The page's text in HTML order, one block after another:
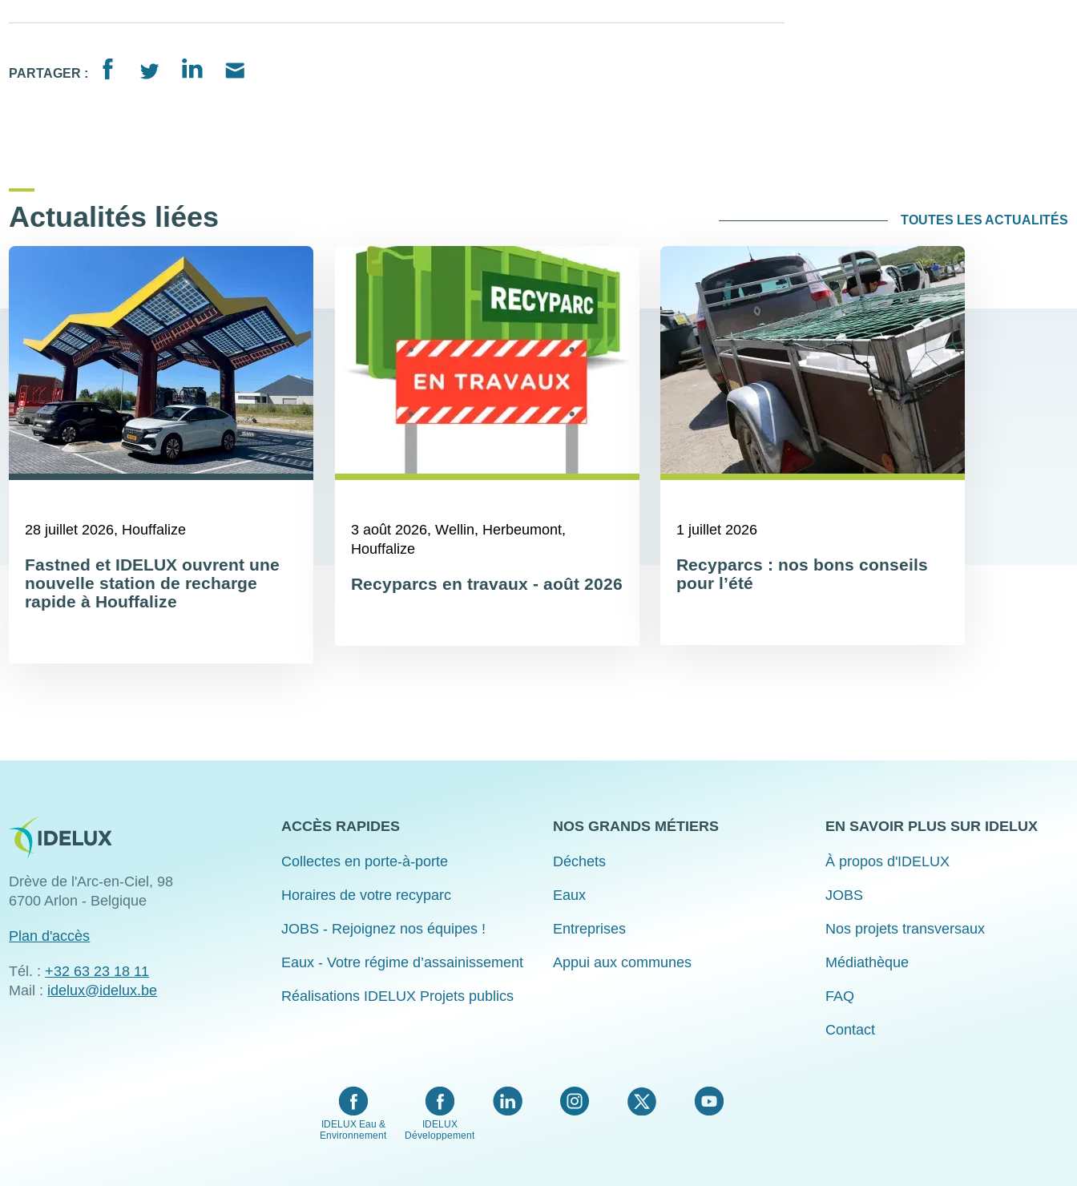
PARTAGER :
Actualités liées
28 juillet 2026, Houffalize
Fastned et IDELUX ouvrent une
nouvelle station de recharge
rapide à Houffalize
3 août 2026, Wellin, Herbeumont,
Houffalize
Recyparcs en travaux - août 2026
1 juillet 2026
Recyparcs : nos bons conseils
pour l’été
TOUTES LES ACTUALITÉS
Image
Drève de l'Arc-en-Ciel, 98
6700 Arlon - Belgique
Plan d'accès
Tél. :+32 63 23 18 11
Mail : idelux@idelux.be
ACCÈS RAPIDES
Collectes en porte-à-porte
Horaires de votre recyparc
JOBS - Rejoignez nos équipes !
Eaux - Votre régime d’assainissement
Réalisations IDELUX Projets publics
NOS GRANDS MÉTIERS
Déchets
Eaux
Entreprises
Appui aux communes
EN SAVOIR PLUS SUR IDELUX
À propos d'IDELUX
JOBS
Nos projets transversaux
Médiathèque
FAQ
Contact
IDELUX Eau &
Environnement
IDELUX
Développement